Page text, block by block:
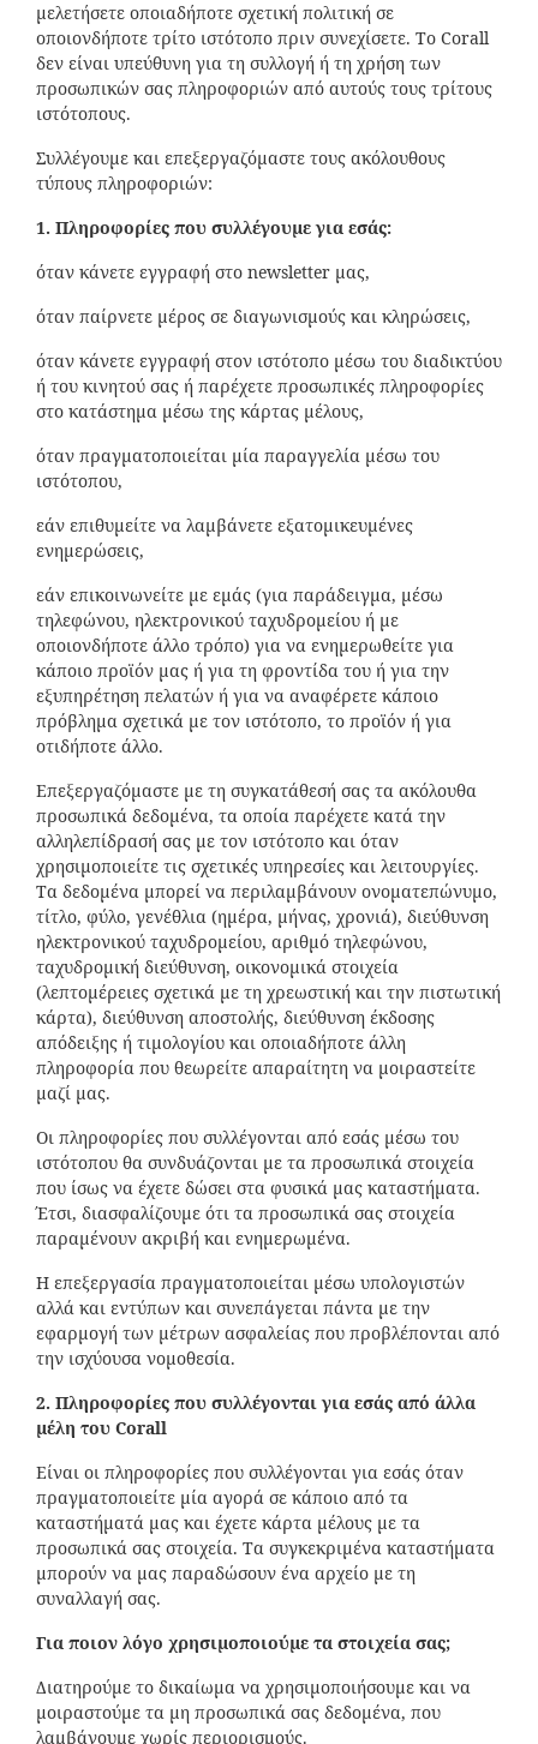
μελετήσετε οποιαδήποτε σχετική πολιτική σε
οποιονδήποτε τρίτο ιστότοπο πριν συνεχίσετε. Το Corall
δεν είναι υπεύθυνη για τη συλλογή ή τη χρήση των
προσωπικών σας πληροφοριών από αυτούς τους τρίτους
ιστότοπους.
Συλλέγουμε και επεξεργαζόμαστε τους ακόλουθους
τύπους πληροφοριών:
1. Πληροφορίες που συλλέγουμε για εσάς:
όταν κάνετε εγγραφή στο newsletter μας,
όταν παίρνετε μέρος σε διαγωνισμούς και κληρώσεις,
όταν κάνετε εγγραφή στον ιστότοπο μέσω του διαδικτύου
ή του κινητού σας ή παρέχετε προσωπικές πληροφορίες
στο κατάστημα μέσω της κάρτας μέλους,
όταν πραγματοποιείται μία παραγγελία μέσω του
ιστότοπου,
εάν επιθυμείτε να λαμβάνετε εξατομικευμένες
ενημερώσεις,
εάν επικοινωνείτε με εμάς (για παράδειγμα, μέσω
τηλεφώνου, ηλεκτρονικού ταχυδρομείου ή με
οποιονδήποτε άλλο τρόπο) για να ενημερωθείτε για
κάποιο προϊόν μας ή για τη φροντίδα του ή για την
εξυπηρέτηση πελατών ή για να αναφέρετε κάποιο
πρόβλημα σχετικά με τον ιστότοπο, το προϊόν ή για
οτιδήποτε άλλο.
Επεξεργαζόμαστε με τη συγκατάθεσή σας τα ακόλουθα
προσωπικά δεδομένα, τα οποία παρέχετε κατά την
αλληλεπίδρασή σας με τον ιστότοπο και όταν
χρησιμοποιείτε τις σχετικές υπηρεσίες και λειτουργίες.
Τα δεδομένα μπορεί να περιλαμβάνουν ονοματεπώνυμο,
τίτλο, φύλο, γενέθλια (ημέρα, μήνας, χρονιά), διεύθυνση
ηλεκτρονικού ταχυδρομείου, αριθμό τηλεφώνου,
ταχυδρομική διεύθυνση, οικονομικά στοιχεία
(λεπτομέρειες σχετικά με τη χρεωστική και την πιστωτική
κάρτα), διεύθυνση αποστολής, διεύθυνση έκδοσης
απόδειξης ή τιμολογίου και οποιαδήποτε άλλη
πληροφορία που θεωρείτε απαραίτητη να μοιραστείτε
μαζί μας.
Οι πληροφορίες που συλλέγονται από εσάς μέσω του
ιστότοπου θα συνδυάζονται με τα προσωπικά στοιχεία
που ίσως να έχετε δώσει στα φυσικά μας καταστήματα.
Έτσι, διασφαλίζουμε ότι τα προσωπικά σας στοιχεία
παραμένουν ακριβή και ενημερωμένα.
Η επεξεργασία πραγματοποιείται μέσω υπολογιστών
αλλά και εντύπων και συνεπάγεται πάντα με την
εφαρμογή των μέτρων ασφαλείας που προβλέπονται από
την ισχύουσα νομοθεσία.
2. Πληροφορίες που συλλέγονται για εσάς από άλλα
μέλη του Corall
Είναι οι πληροφορίες που συλλέγονται για εσάς όταν
πραγματοποιείτε μία αγορά σε κάποιο από τα
καταστήματά μας και έχετε κάρτα μέλους με τα
προσωπικά σας στοιχεία. Τα συγκεκριμένα καταστήματα
μπορούν να μας παραδώσουν ένα αρχείο με τη
συναλλαγή σας.
Για ποιον λόγο χρησιμοποιούμε τα στοιχεία σας;
Διατηρούμε το δικαίωμα να χρησιμοποιήσουμε και να
μοιραστούμε τα μη προσωπικά σας δεδομένα, που
λαμβάνουμε χωρίς περιορισμούς.